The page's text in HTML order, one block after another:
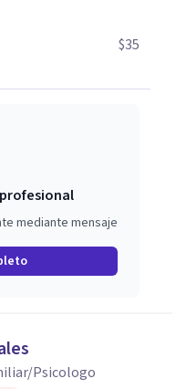
$35
mediante mensaje
Psicologo